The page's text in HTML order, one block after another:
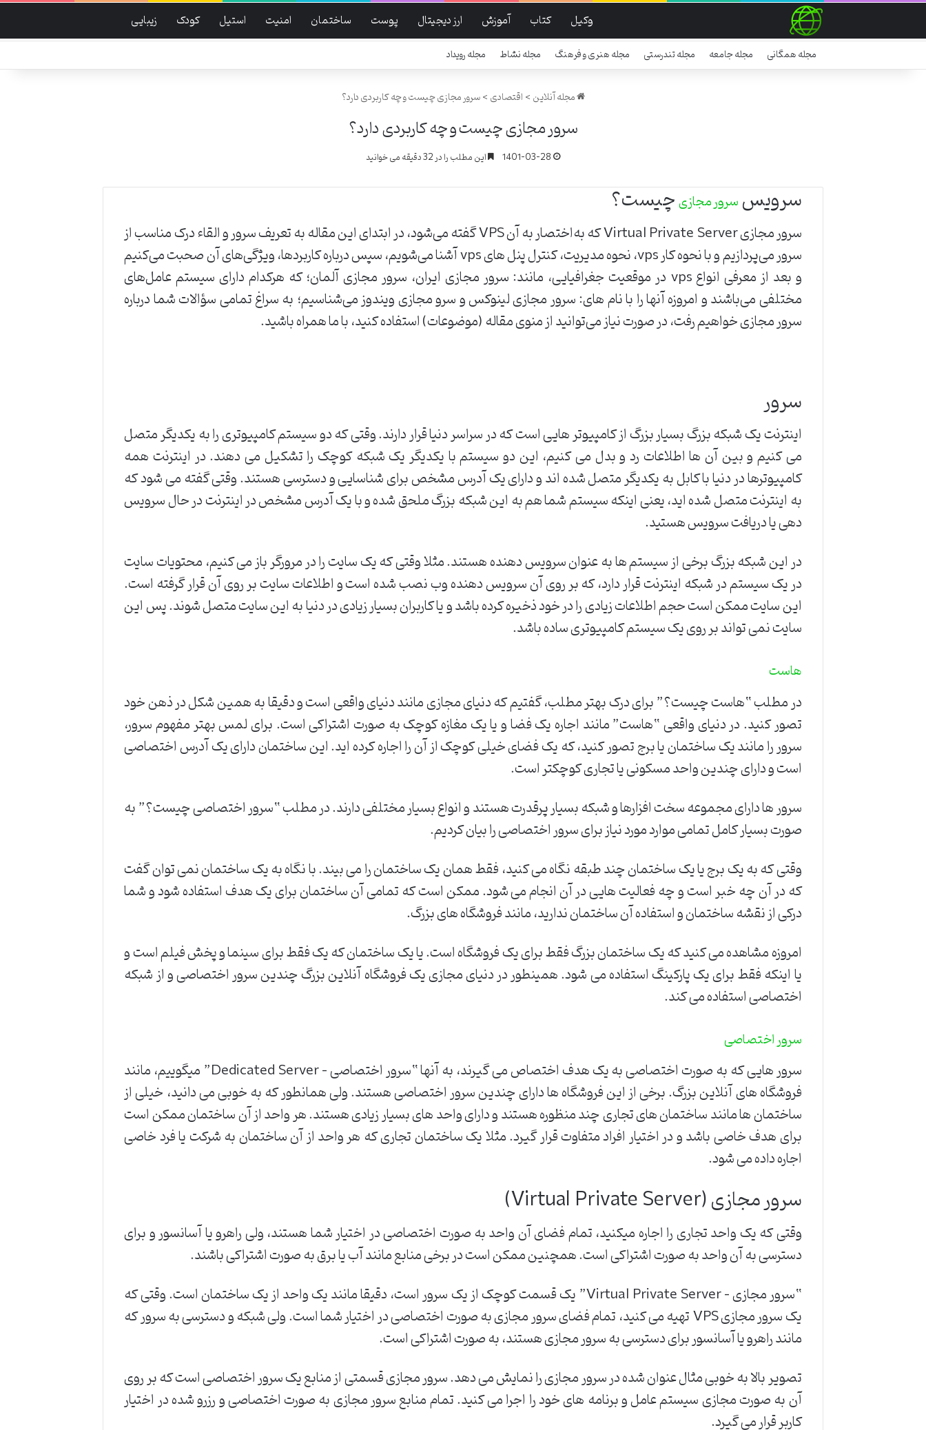
وکیل کتاب آموزش ارز دیجیتال پوست ساختمان امنیت استیل کودک زیبایی
مجله همگانی مجله جامعه مجله تندرستی مجله هنری و فرهنگ مجله نشاط مجله رویداد
مجله آنلاین>اقتصادی>سرور مجازی چیست و چه کاربردی دارد؟
سرور مجازی چیست و چه کاربردی دارد؟
1401-03-28 این مطلب را در 32 دقیقه می خوانید
سرویسسرور مجازیچیست؟
سرور مجازی Virtual Private Server که به‌اختصار به آن VPS گفته می‌شود، در ابتدای این مقاله به تعریف سرور و القاء درک مناسب از
سرور می‌پردازیم و با نحوه کار vps، نحوه مدیریت، کنترل پنل های vps آشنا می‌شویم، سپس درباره کاربردها، ویژگی‌های آن صحبت می‌کنیم
و بعد از معرفی انواع vps در موقعیت جغرافیایی، مانند: سرور مجازی ایران، سرور مجازی آلمان؛ که هرکدام دارای سیستم عامل‌های
مختلفی می‌باشند و امروزه آنها را با نام های: سرور مجازی لینوکس و سرو مجازی ویندوز می‌شناسیم؛ به سراغ تمامی سؤالات شما درباره
سرور مجازی خواهیم رفت، در صورت نیاز می‌توانید از منوی مقاله (موضوعات) استفاده کنید، با ما همراه باشید.
سرور
اینترنت یک شبکه بزرگ بسیار بزرگ از کامپیوتر هایی است که در سراسر دنیا قرار دارند. وقتی که دو سیستم کامپیوتری را به یکدیگر متصل
می کنیم و بین آن ها اطلاعات رد و بدل می کنیم، این دو سیستم با یکدیگر یک شبکه کوچک را تشکیل می دهند. در اینترنت همه
کامپیوترها در دنیا با کابل به یکدیگر متصل شده اند و دارای یک آدرس مشخص برای شناسایی و دسترسی هستند. وقتی گفته می شود که
به اینترنت متصل شده اید، یعنی اینکه سیستم شما هم به این شبکه بزرگ ملحق شده و با یک آدرس مشخص در اینترنت در حال سرویس
دهی یا دریافت سرویس هستید.
در این شبکه بزرگ برخی از سیستم ها به عنوان سرویس دهنده هستند. مثلا وقتی که یک سایت را در مرورگر باز می کنیم، محتویات سایت
در یک سیستم در شبکه اینترنت قرار دارد، که بر روی آن سرویس دهنده وب نصب شده است و اطلاعات سایت بر روی آن قرار گرفته است.
این سایت ممکن است حجم اطلاعات زیادی را در خود ذخیره کرده باشد و یا کاربران بسیار زیادی در دنیا به این سایت متصل شوند. پس این
سایت نمی تواند بر روی یک سیستم کامپیوتری ساده باشد.
هاست
در مطلب “هاست چیست؟” برای درک بهتر مطلب، گفتیم که دنیای مجازی مانند دنیای واقعی است و دقیقا به همین شکل در ذهن خود
تصور کنید. در دنیای واقعی “هاست” مانند اجاره یک فضا و یا یک مغازه کوچک به صورت اشتراکی است. برای لمس بهتر مفهوم سرور،
سرور را مانند یک ساختمان یا برج تصور کنید، که یک فضای خیلی کوچک از آن را اجاره کرده اید. این ساختمان دارای یک آدرس اختصاصی
است و دارای چندین واحد مسکونی یا تجاری کوچکتر است.
سرور ها دارای مجموعه سخت افزارها و شبکه بسیار پرقدرت هستند و انواع بسیار مختلفی دارند. در مطلب “سرور اختصاصی چیست؟” به
صورت بسیار کامل تمامی موارد مورد نیاز برای سرور اختصاصی را بیان کردیم.
وقتی که به یک برج یا یک ساختمان چند طبقه نگاه می کنید، فقط همان یک ساختمان را می بیند. با نگاه به یک ساختمان نمی توان گفت
که در آن چه خبر است و چه فعالیت هایی در آن انجام می شود. ممکن است که تمامی آن ساختمان برای یک هدف استفاده شود و شما
درکی از نقشه ساختمان و استفاده آن ساختمان ندارید، مانند فروشگاه های بزرگ.
امروزه مشاهده می کنید که یک ساختمان بزرگ فقط برای یک فروشگاه است. یا یک ساختمان که یک فقط برای سینما و پخش فیلم است و
یا اینکه فقط برای یک پارکینگ استفاده می شود. همینطور در دنیای مجازی یک فروشگاه آنلاین بزرگ چندین سرور اختصاصی و از شبکه
اختصاصی استفاده می کند.
سرور اختصاصی
سرور هایی که به صورت اختصاصی به یک هدف اختصاص می گیرند، به آنها “سرور اختصاصی – Dedicated Server” میگوییم، مانند
فروشگاه های آنلاین بزرگ. برخی از این فروشگاه ها دارای چندین سرور اختصاصی هستند. ولی همانطور که به خوبی می دانید، خیلی از
ساختمان ها مانند ساختمان های تجاری چند منظوره هستند و دارای واحد های بسیار زیادی هستند. هر واحد از آن ساختمان ممکن است
برای هدف خاصی باشد و در اختیار افراد متفاوت قرار گیرد. مثلا یک ساختمان تجاری که هر واحد از آن ساختمان به شرکت یا فرد خاصی
اجاره داده می شود.
سرور مجازی (Virtual Private Server)
وقتی که یک واحد تجاری را اجاره میکنید، تمام فضای آن واحد به صورت اختصاصی در اختیار شما هستند، ولی راهرو یا آسانسور و برای
دسترسی به آن واحد به صورت اشتراکی است. همچنین ممکن است در برخی منابع مانند آب یا برق به صورت اشتراکی باشند.
“سرور مجازی – Virtual Private Server” یک قسمت کوچک از یک سرور است، دقیقا مانند یک واحد از یک ساختمان است. وقتی که
یک سرور مجازی VPS تهیه می کنید، تمام فضای سرور مجازی به صورت اختصاصی در اختیار شما است. ولی شبکه و دسترسی به سرور که
مانند راهرو یا آسانسور برای دسترسی به سرور مجازی هستند، به صورت اشتراکی است.
تصویر بالا به خوبی مثال عنوان شده در سرور مجازی را نمایش می دهد. سرور مجازی قسمتی از منابع یک سرور اختصاصی است که بر روی
آن به صورت مجازی سیستم عامل و برنامه های خود را اجرا می کنید. تمام منابع سرور مجازی به صورت اختصاصی و رزرو شده در اختیار
کاربر قرار می گیرد.